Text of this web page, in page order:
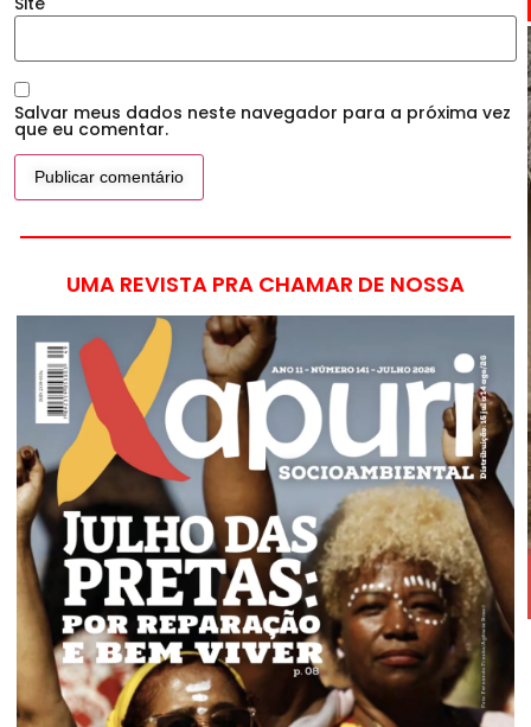
Salvar meus dados neste navegador para a próxima vez
que eu comentar.
UMA REVISTA PRA CHAMAR DE NOSSA